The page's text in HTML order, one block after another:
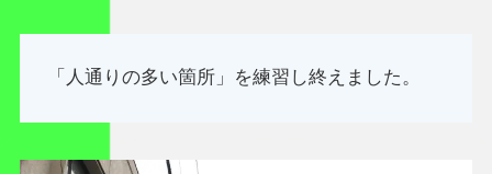
「人通りの多い箇所」を練習し終えました。